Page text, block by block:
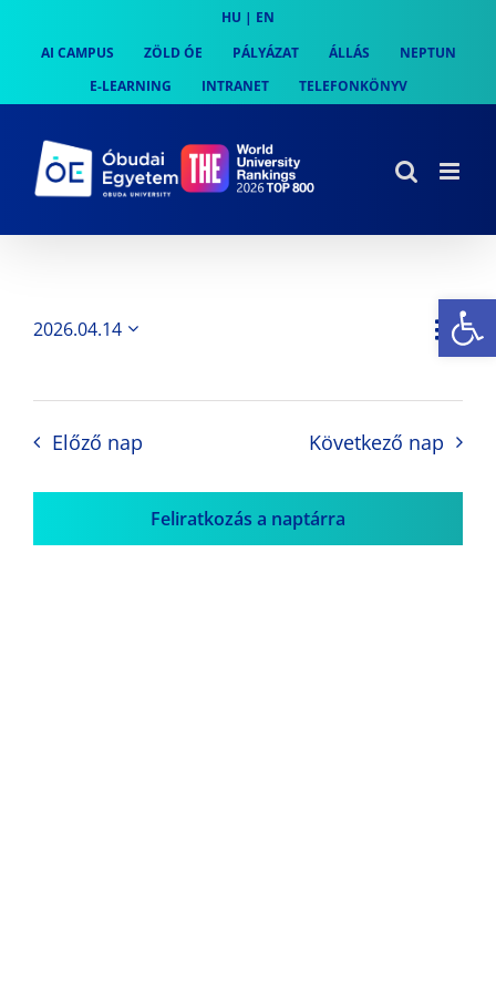
content
HU | EN
AI CAMPUS
ZÖLD ÓE PÁLYÁZAT ÁLLÁS
NEPTUN
E-LEARNING
INTRANET TELEFONKÖNYV
Nap
2026.04.14
Előző nap Következő nap
Feliratkozás a naptárra